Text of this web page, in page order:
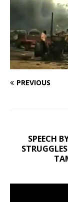
PREVIOUS
SPEECH